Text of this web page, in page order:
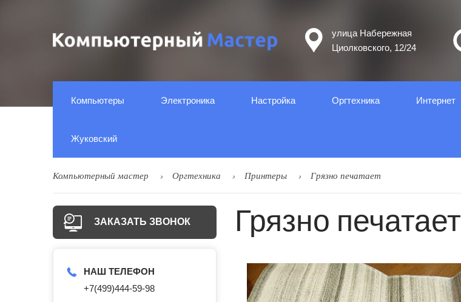
улица Набережная
Циолковского, 12/24
Компьютеры Электроника Настройка Оргтеxника Интернет
Жуковский
Компьютерный мастер Оргтехника Принтеры Грязно печатает
ЗАКАЗАТЬ ЗВОНОК
НАШ ТЕЛЕФОН
+7(499)444-59-98
Грязно печатает